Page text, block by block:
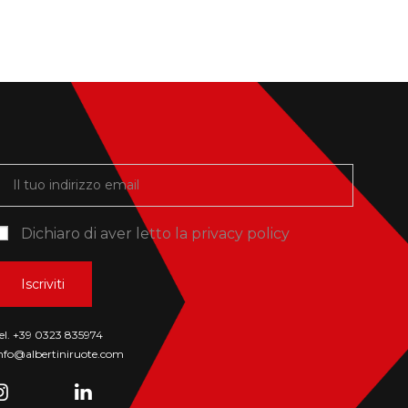
Dichiaro di aver letto la privacy policy
+39 0323 835974